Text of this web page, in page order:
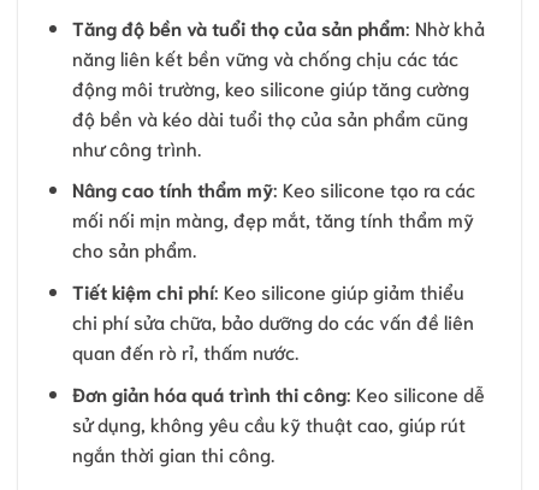
Tăng độ bền và tuổi thọ của sản phẩm: Nhờ khả
năng liên kết bền vững và chống chịu các tác
động môi trường, keo silicone giúp tăng cường
độ bền và kéo dài tuổi thọ của sản phẩm cũng
như công trình.
Nâng cao tính thẩm mỹ: Keo silicone tạo ra các
mối nối mịn màng, đẹp mắt, tăng tính thẩm mỹ
cho sản phẩm.
Tiết kiệm chi phí: Keo silicone giúp giảm thiểu
chi phí sửa chữa, bảo dưỡng do các vấn đề liên
quan đến rò rỉ, thấm nước.
Đơn giản hóa quá trình thi công: Keo silicone dễ
sử dụng, không yêu cầu kỹ thuật cao, giúp rút
ngắn thời gian thi công.